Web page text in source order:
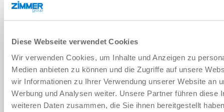
Diese Webseite verwendet Cookies
Wir verwenden Cookies, um Inhalte und Anzeigen zu
Medien anbieten zu können und die Zugriffe auf unsere
wir Informationen zu Ihrer Verwendung unserer Website an
Werbung und Analysen weiter. Unsere Partner führen diese
weiteren Daten zusammen, die Sie ihnen bereitgestellt
instructions